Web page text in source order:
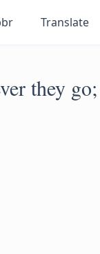
Translate
they